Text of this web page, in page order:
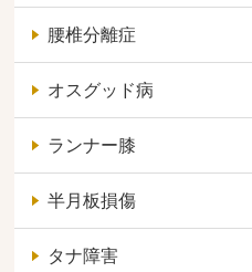
腰椎分離症
オスグッド病
ランナー膝
半月板損傷
タナ障害